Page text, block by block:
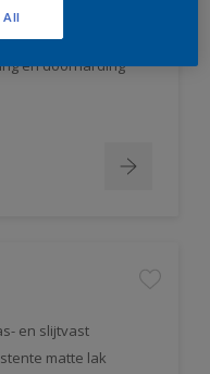
en slijtvast
zijdeglanslak
en doorharding
en slijtvast
matte lak
All